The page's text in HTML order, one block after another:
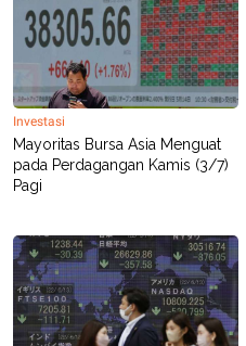
Investasi
Mayoritas Bursa Asia Menguat
pada Perdagangan Kamis (3/7)
Pagi